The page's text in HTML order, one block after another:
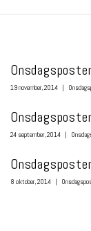
19 november, 2014 |
24 september, 2014 |
8 oktober, 2014 |